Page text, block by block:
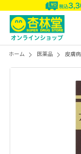
ホーム 医薬品 皮膚